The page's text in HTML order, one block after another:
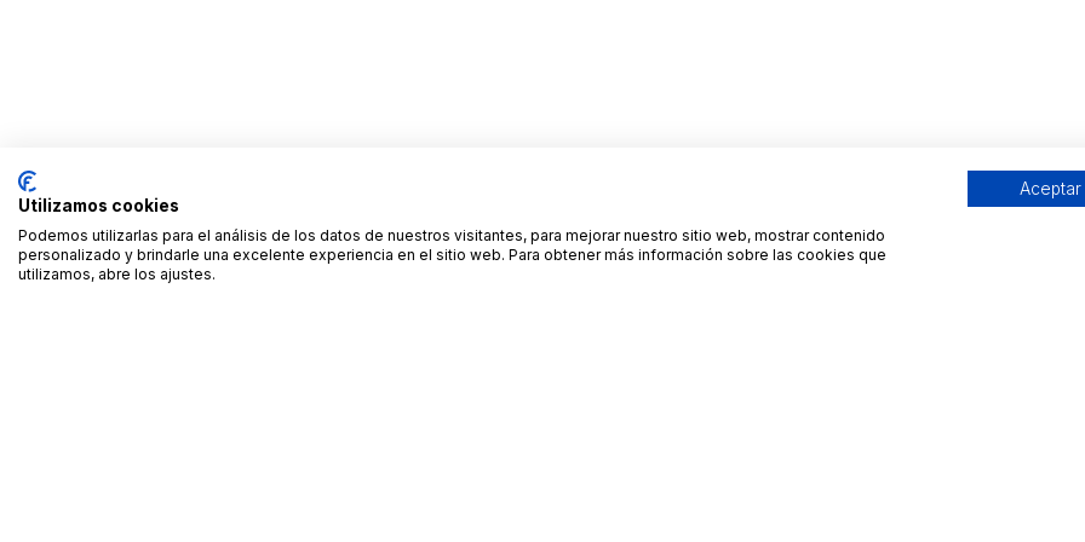
Utilizamos cookies
Podemos utilizarlas para el análisis de los datos de nuestros visitantes, para mejorar nuestro sitio web, mostrar contenido
personalizado y brindarle una excelente experiencia en el sitio web. Para obtener más información sobre las cookies que
utilizamos, abre los ajustes.